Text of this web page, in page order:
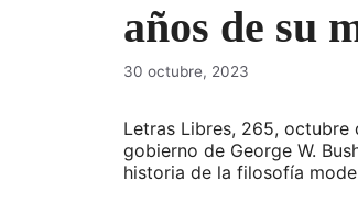
años de su
30 octubre, 2023
Letras Libres, 265,
gobierno de George W.
historia de la filosofía